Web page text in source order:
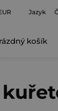
Jazyk
košík